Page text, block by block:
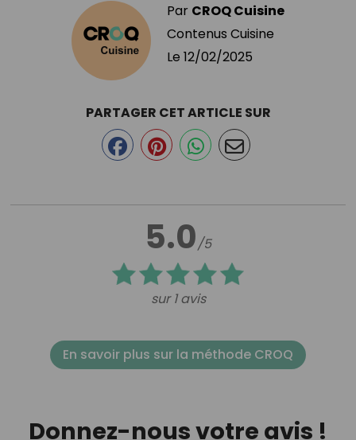
Par CROQ Cuisine
Contenus Cuisine
Le 12/02/2025
5.0/5
sur 1 avis
PARTAGER CET ARTICLE SUR
En savoir plus sur la méthode CROQ
Donnez-nous votre avis !